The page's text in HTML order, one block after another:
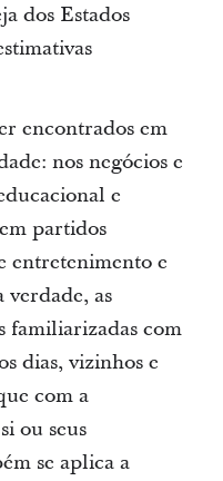
dos Estados
encontrados em
nos negócios e
e
partidos
entretenimento e
as
familiarizadas com
dias, vizinhos e
com a
ou seus
se aplica a